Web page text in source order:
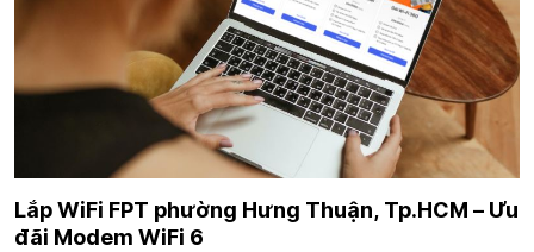
Lắp WiFi FPT phường Hưng Thuận, Tp.HCM – Ưu
đãi Modem WiFi 6